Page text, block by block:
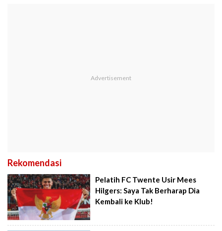
Rekomendasi
Pelatih FC Twente Usir Mees
Hilgers: Saya Tak Berharap Dia
Kembali ke Klub!